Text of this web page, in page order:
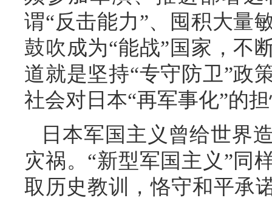
谓“反击能力”、囤积大量
鼓吹成为“能战”国家，不
道就是坚持“专守防卫”政
社会对日本“再军事化”的
日本军国主义曾给世界
灾祸。“新型军国主义”同
取历史教训，恪守和平承